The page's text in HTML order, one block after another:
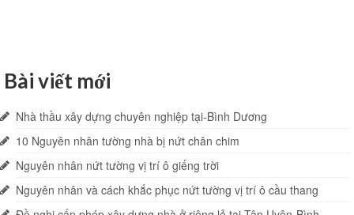
Bài viết mới
Nhà thầu xây dựng chuyên nghiệp tại-Bình Dương
10 Nguyên nhân tường nhà bị nứt chân chim
Nguyên nhân nứt tường vị trí ô giếng trời
Nguyên nhân và cách khắc phục nứt tường vị trí ô cầu thang